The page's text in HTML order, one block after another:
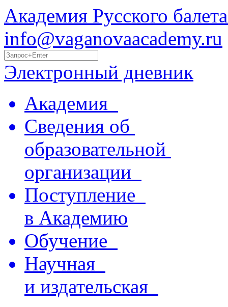
Академия Русского
info@vaganovaacademy.ru
Электронный дневник
Академия
Сведения об
образовательной
организации
Поступление
в Академию
Обучение
Научная
и издательская